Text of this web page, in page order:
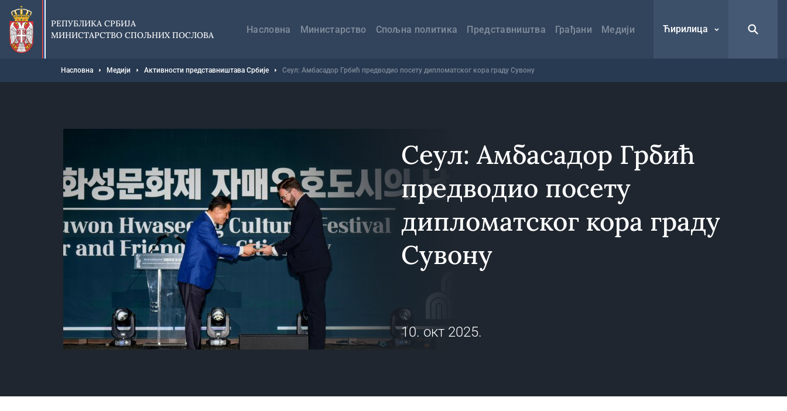
Прескочи
главни
део
садржаја
РЕПУБЛИКА СРБИЈА
МИНИСТАРСТВО СПОЉНИХ ПОСЛОВА
навигација
Насловна Министарство Спољна политика Представништва Грађани Медији Ћирилица
Мрвице
Насловна Медији Активности представништава Србије Сеул: Амбасадор Грбић предводио посету дипломатског кора граду Сувону
Сеул: Амбасадор Грбић
предводио посету
дипломатског кора граду
Сувону
10. окт 2025.